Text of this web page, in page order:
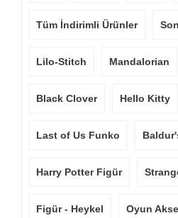
Tüm İndirimli Ürünler
Lilo-Stitch Mandalorian
Black Clover Hello Kitty
Last of Us Funko
Harry Potter Figür
Figür - Heykel Oyun